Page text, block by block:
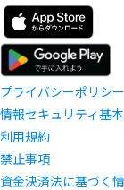
プライバシーポリシー
情報セキュリティ基
利用規約
禁止事項
資金決済法に基づく